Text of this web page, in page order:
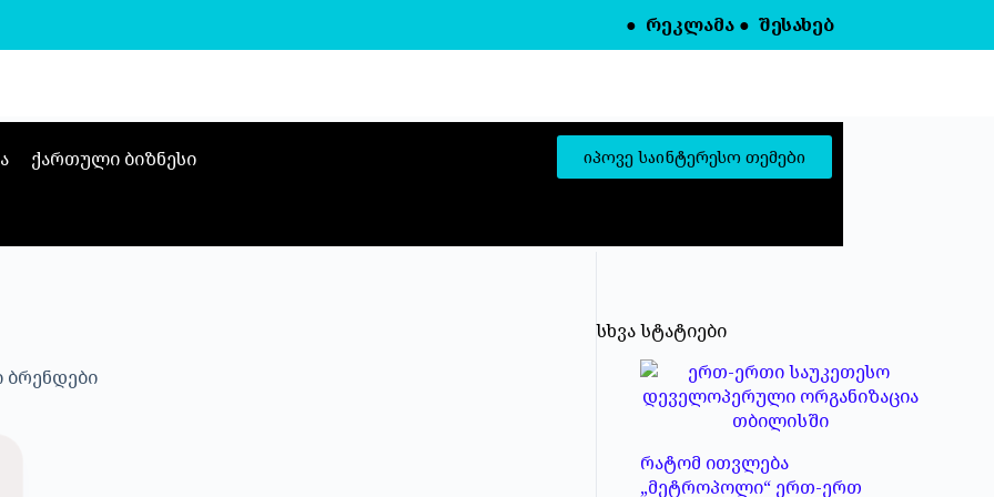
● რეკლამა● შესახებ
ქართული ბიზნესი იპოვე საინტერესო თემები
სხვა სტატიები
რატომ ითვლება
„მეტროპოლი“ ერთ-ერთ